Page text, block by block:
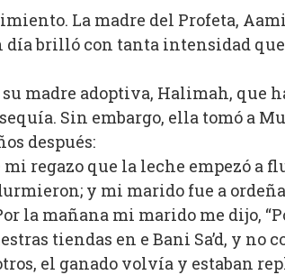
La madre del Profeta,
día brilló con tanta intensidad
madre adoptiva, Halimah, que
Sin embargo, ella tomó a
después:
regazo que la leche empezó a
y mi marido fue a
la mañana mi marido me dijo,
tiendas en e Bani Sa’d, y
el ganado volvía y estaban